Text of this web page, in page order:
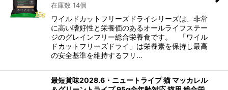
在庫数 14個
ワイルドカットフリーズドライシリーズは、非常
に高い嗜好性と栄養価のあるオールライフステー
ジのグレインフリー総合栄養食です。 「ワイル
ドカットフリーズドライ」は栄養素を保持し最高
の安全基準を維持するフリ…
最短賞味2028.6・ニュートライプ 猫 マッカレル